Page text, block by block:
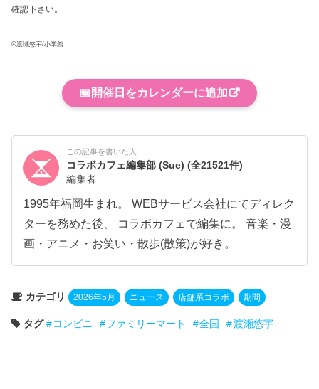
確認下さい。
©渡瀬悠宇/小学館
📅 開催日をカレンダーに追加
この記事を書いた人
コラボカフェ編集部 (Sue)(全21521件)
編集者
1995年福岡生まれ。 WEBサービス会社にてディレク
ターを務めた後、 コラボカフェで編集に。 音楽・漫
画・アニメ・お笑い・散歩(散策)が好き。
カテゴリ 2026年5月 ニュース 店舗系コラボ 期間
タグ コンビニ ファミリーマート 全国 渡瀬悠宇